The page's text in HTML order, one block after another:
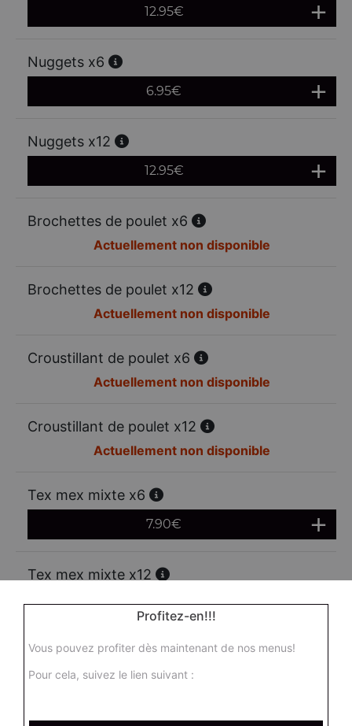
12.95€
Nuggets x6
6.95€
Nuggets x12
12.95€
Brochettes de poulet x6
Actuellement non disponible
Brochettes de poulet x12
Actuellement non disponible
Croustillant de poulet x6
Actuellement non disponible
Croustillant de poulet x12
Actuellement non disponible
Tex mex mixte x6
7.90€
Tex mex mixte x12
13.00€
Mozzarella sticks x6
6.95 €
Profitez-en!!!
Vous pouvez profiter dès maintenant de nos menus!
Pour cela, suivez le lien suivant :